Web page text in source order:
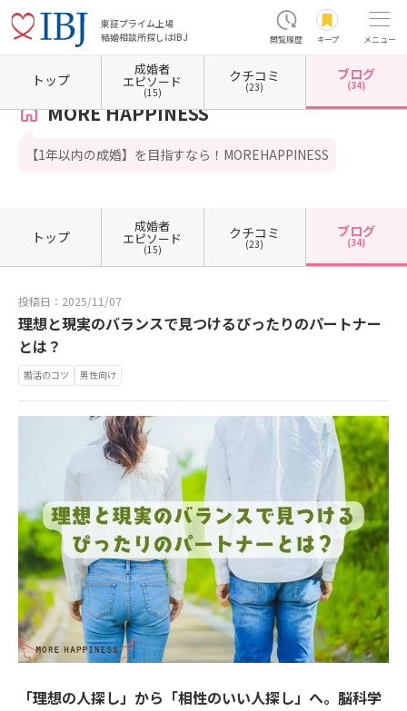
東証プライム上場
結婚相談所探しはIBJ
閲覧履歴 キープ メニュー
ホーム 愛知県の結婚相談所 愛知県名古屋市 愛知県名古屋市中区 MORE HAPPINESS
MORE HAPPINESS
【1年以内の成婚】を目指すなら！MOREHAPPINESS
トップ
成婚者
エピソード
(15)
クチコミ
(23)
ブログ
(34)
トップ
成婚者
エピソード
(15)
クチコミ
(23)
ブログ
(34)
投稿日：2025/11/07
理想と現実のバランスで見つけるぴったりのパートナー
とは？
婚活のコツ 男性向け
「理想の人探し」から「相性のいい人探し」へ。脳科学